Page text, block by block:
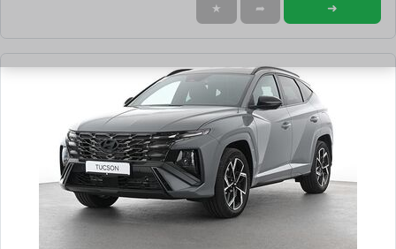
★ ➦ ➜